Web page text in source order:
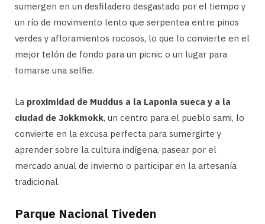
sumergen en un desfiladero desgastado por el tiempo y
un río de movimiento lento que serpentea entre pinos
verdes y afloramientos rocosos, lo que lo convierte en el
mejor telón de fondo para un picnic o un lugar para
tomarse una selfie.
La proximidad de Muddus a la Laponia sueca y a la
ciudad de Jokkmokk, un centro para el pueblo sami, lo
convierte en la excusa perfecta para sumergirte y
aprender sobre la cultura indígena, pasear por el
mercado anual de invierno o participar en la artesanía
tradicional.
Parque Nacional Tiveden